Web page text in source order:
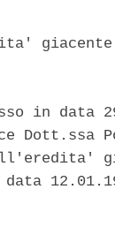
in data
data